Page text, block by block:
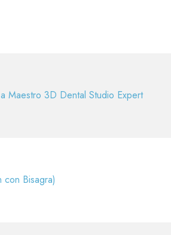
Maestro 3D Dental Studio Expert
Bisagra)